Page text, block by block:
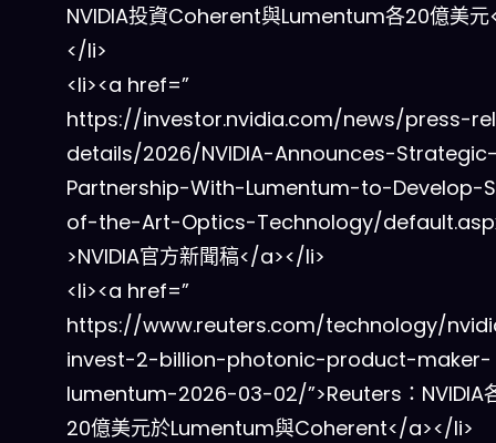
NVIDIA投資Coherent與Lumentum各20億美
</li>
<li><a href=”
https://investor.nvidia.com/news/press-
details/2026/NVIDIA-Announces-
Partnership-With-Lumentum-to-Develop-
of-the-Art-Optics-Technology/
>NVIDIA官方新聞稿</a></li>
<li><a href=”
https://www.reuters.com/technology/
invest-2-billion-photonic-product-maker-
lumentum-2026-03-02/”>Reuters：NVIDIA
20億美元於Lumentum與Coherent</a></li>